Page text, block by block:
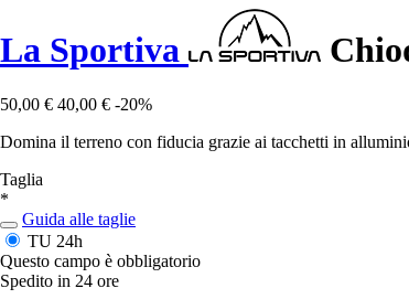
La Sportiva
50,00 € 40,00 € -20%
Domina il terreno con fiducia grazie ai tacchetti in
Taglia
*
Guida alle taglie
TU 24h
Questo campo è obbligatorio
Spedito in 24 ore